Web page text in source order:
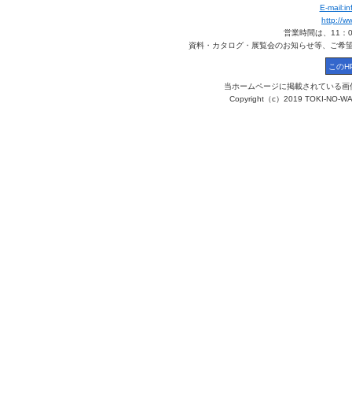
E-
http://
営業時間は、11：
資料・カタログ・展覧会のお知らせ等、ご希
当ホームページに掲載されている
Copyright（c）2019 TOKI-NO-